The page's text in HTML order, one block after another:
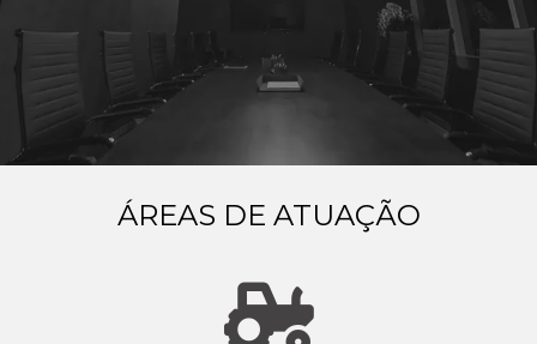
ÁREAS DE ATUAÇÃO